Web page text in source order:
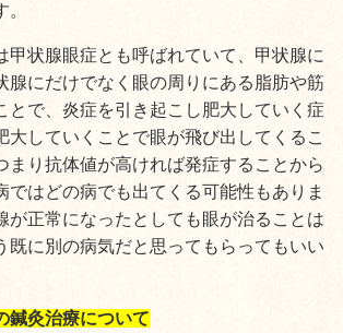
甲状腺眼症とも呼ばれていて、甲状腺に
腺にだけでなく眼の周りにある脂肪や筋
とで、炎症を引き起こし肥大していく症
大していくことで眼が飛び出してくるこ
まり抗体値が高ければ発症することから
ではどの病でも出てくる可能性もありま
が正常になったとしても眼が治ることは
既に別の病気だと思ってもらってもいい
鍼灸治療について